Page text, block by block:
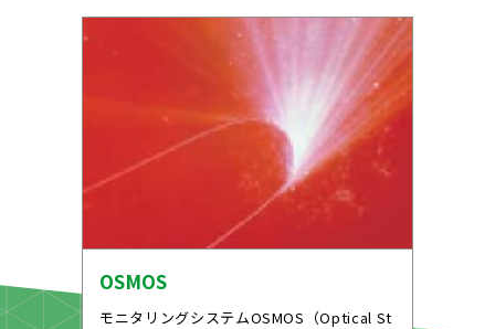
OSMOS
モニタリングシステムOSMOS（Optical St